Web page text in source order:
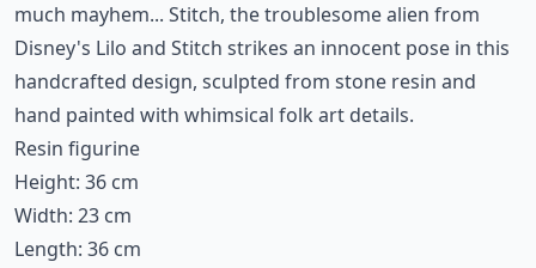
much mayhem... Stitch, the troublesome alien from
Disney's Lilo and Stitch strikes an innocent pose in this
handcrafted design, sculpted from stone resin and
hand painted with whimsical folk art details.
Resin figurine
Height: 36 cm
Width: 23 cm
Length: 36 cm